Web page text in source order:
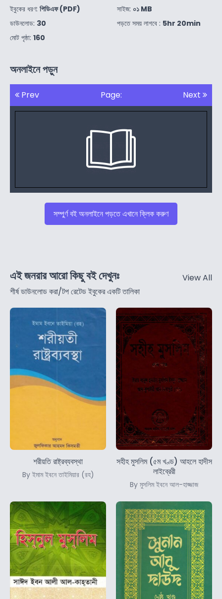
ইবুকের ধরণ: পিডিএফ (PDF)
ডাউনলোড: 30
মোট পৃষ্ঠা: 160
সাইজ: ০১ MB
পড়তে সময় লাগবে : 5hr 20min
অনলাইনে পড়ুন
Prev Page: Next
সম্পুর্ণ বই অনলাইনে পড়তে এখানে ক্লিক করুণ
এই জনরার আরো কিছু বই দেখুনঃ
শীর্ষ ডাউনলোড করা/টপ রেটেড ইবুকের একটি তালিকা
View All
শরীয়তি রাষ্ট্রব্যবস্থা
By ইমাম ইবনে তাইমিয়ার (রহ)
সহীহ মুসলিম (৫ম খণ্ড) আহলে হাদীস
লাইব্রেরী
By মুসলিম ইবনে আল-হাজ্জাজ